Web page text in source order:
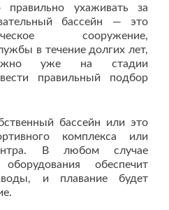
правильно ухаживать за
бассейн — это
сооружение,
в течение долгих лет,
уже на стадии
правильный подбор
бассейн или это
комплекса или
В любом случае
обеспечит
воды, и плавание будет